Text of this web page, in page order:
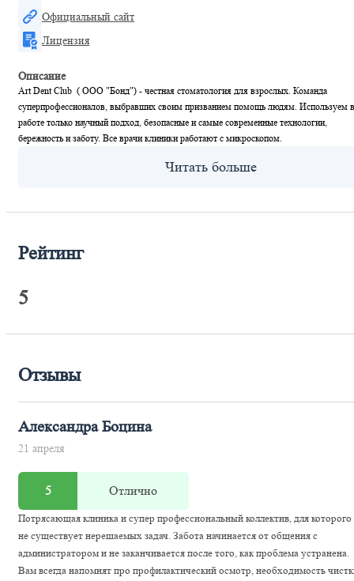
Официальный сайт
Лицензия
Описание
Art Dent Club ( ООО "Бонд") - честная стоматология для взрослых. Команда
суперпрофессионалов, выбравших своим призванием помощь людям. Используем в
работе только научный подход, безопасные и самые современные технологии,
бережность и заботу. Все врачи клиники работают с микроскопом.
Рейтинг
5
Отзывы
Александра Боцина
21 апреля
5 Отлично
Потрясающая клиника и супер профессиональный коллектив, для которого
не существует нерешаемых задач. Забота начинается от общения с
администратором и не заканчивается после того, как проблема устранена.
Вам всегда напомнят про профилактический осмотр, необходимость